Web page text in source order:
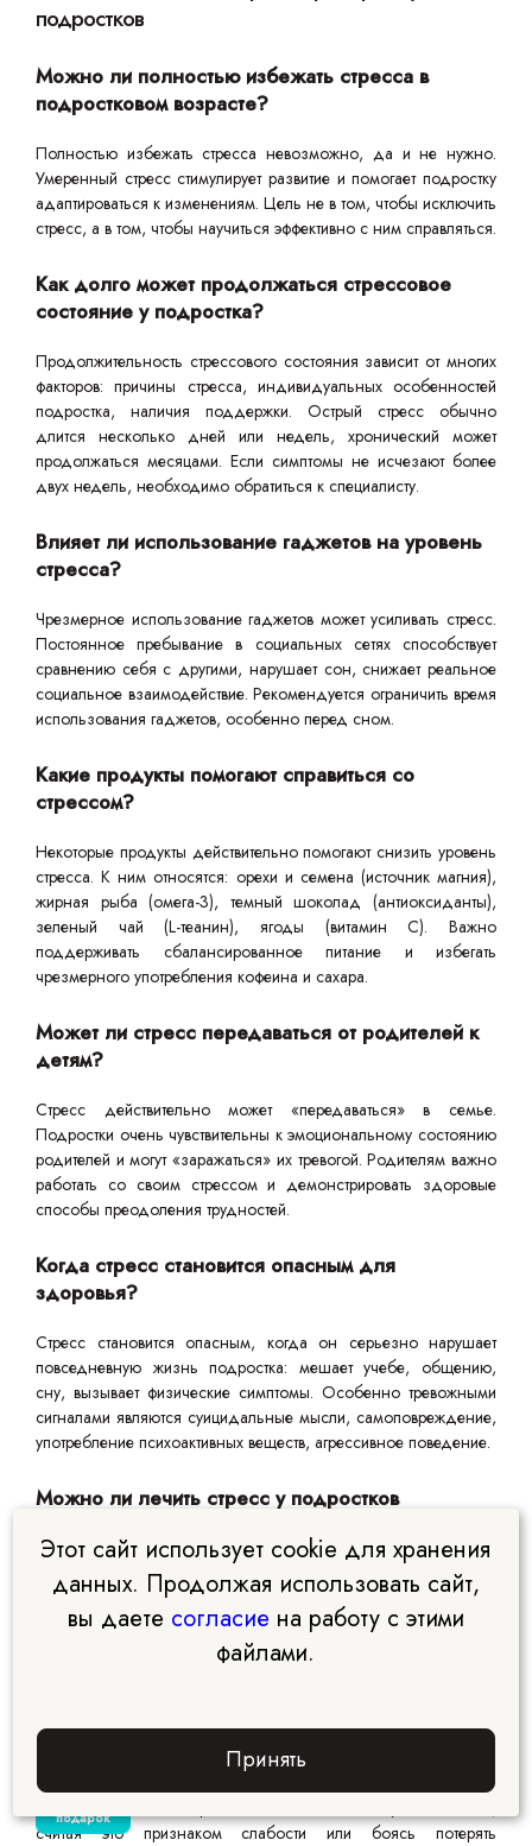
подарок
подростков
Можно ли полностью избежать стресса в
подростковом возрасте?
Полностью избежать стресса невозможно, да и не нужно.
Умеренный стресс стимулирует развитие и помогает подростку
адаптироваться к изменениям. Цель не в том, чтобы исключить
стресс, а в том, чтобы научиться эффективно с ним справляться.
Как долго может продолжаться стрессовое
состояние у подростка?
Продолжительность стрессового состояния зависит от многих
факторов: причины стресса, индивидуальных особенностей
подростка, наличия поддержки. Острый стресс обычно
длится несколько дней или недель, хронический может
продолжаться месяцами. Если симптомы не исчезают более
двух недель, необходимо обратиться к специалисту.
Влияет ли использование гаджетов на уровень
стресса?
Чрезмерное использование гаджетов может усиливать стресс.
Постоянное пребывание в социальных сетях способствует
сравнению себя с другими, нарушает сон, снижает реальное
социальное взаимодействие. Рекомендуется ограничить время
использования гаджетов, особенно перед сном.
Какие продукты помогают справиться со
стрессом?
Некоторые продукты действительно помогают снизить уровень
стресса. К ним относятся: орехи и семена (источник магния),
жирная рыба (омега-3), темный шоколад (антиоксиданты),
зеленый чай (L-теанин), ягоды (витамин C). Важно
поддерживать сбалансированное питание и избегать
чрезмерного употребления кофеина и сахара.
Может ли стресс передаваться от родителей к
детям?
Стресс действительно может «передаваться» в семье.
Подростки очень чувствительны к эмоциональному состоянию
родителей и могут «заражаться» их тревогой. Родителям важно
работать со своим стрессом и демонстрировать здоровые
способы преодоления трудностей.
Когда стресс становится опасным для
здоровья?
Стресс становится опасным, когда он серьезно нарушает
повседневную жизнь подростка: мешает учебе, общению,
сну, вызывает физические симптомы. Особенно тревожными
сигналами являются суицидальные мысли, самоповреждение,
употребление психоактивных веществ, агрессивное поведение.
Можно ли лечить стресс у подростков
Медикаментозное лечение назначается только в тяжелых
случаях и строго под контролем врача-психиатра. Основой
лечения подросткового стресса является психотерапия,
изменение образа жизни и работа с семьей. Самолечение
Как помочь подростку, если он не хочет
обращаться за помощью?
считая это признаком слабости или боясь потерять
Этот сайт использует cookie для хранения
данных. Продолжая использовать сайт,
вы даете согласие на работу с этими
файлами.
Принять